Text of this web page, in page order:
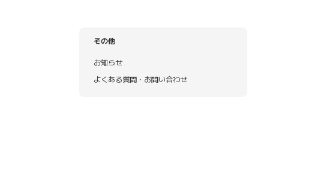
その他
お知らせ
よくある質問・お問い合わせ